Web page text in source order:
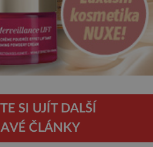
SI UJÍT DALŠÍ
ČLÁNKY